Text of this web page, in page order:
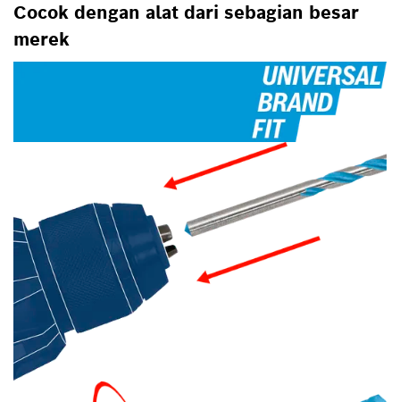
Cocok dengan alat dari sebagian besar
merek